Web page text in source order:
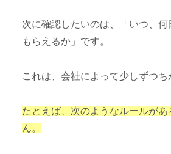
次に確認したいのは、「いつ、
もらえるか」です。
これは、会社によって少しずつち
たとえば、次のようなルールが
ん。